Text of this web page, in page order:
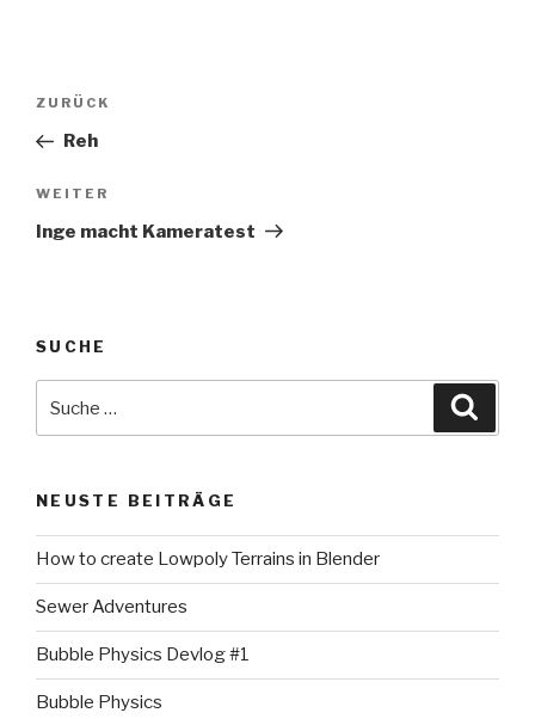
Beitrags-
Vorheriger
Beitrag
ZURÜCK
Reh
Nächster
Beitrag
WEITER
Inge macht Kameratest
SUCHE
nach:
NEUSTE BEITRÄGE
How to create Lowpoly Terrains in Blender
Sewer Adventures
Bubble Physics Devlog #1
Bubble Physics